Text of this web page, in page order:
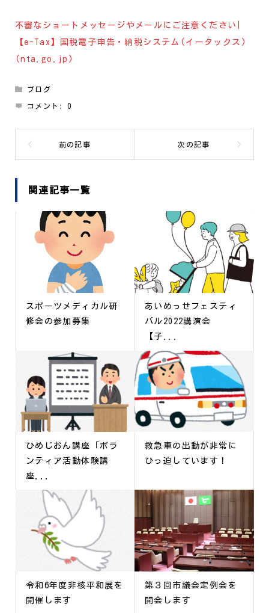
不審なショートメッセージやメールにご注意ください|
【e-Tax】国税電子申告・納税システム(イータックス)
(nta.go.jp)
ブログ
コメント:0
関連記事一覧
スポーツメディカル研
修会の参加募集
あいめっせフェスティ
バル2022講演会
【子...
ひめじおん講座「ボラ
ンティア活動体験講
座...
救急車の出動が非常に
ひっ迫しています！
令和6年度非核平和展を
開催します
第３回市議会定例会を
開会します